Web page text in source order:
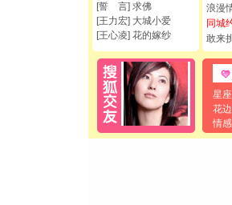
[誓 言] 求佛
[王力宏] 大城小爱
[王心凌] 花的嫁纱
浪漫
同城
敢来
星
花
情